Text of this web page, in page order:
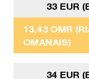
33 EUR
13,43 OMR
OMANAIS)
34 EUR